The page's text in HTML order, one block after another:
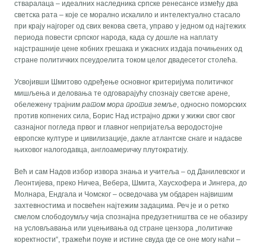
стваралаца – идеалних наследника српске ренесансе између два
светска рата – које се морално искалило и интелектуално стасало
при крају најгорег од свих векова света, управо у једном од најтежих
периода повести српског народа, када су дошле на наплату
најстрашније цене кобних грешака и ужасних издаја почињених од
стране политичких псеудоелита током целог двадесетог столећа.
Усвојивши Шмитово одређење основног критеријума политичког
мишљења и деловања те одговарајућу спознају светске арене,
обележену трајнимратом мора против земље, односно поморских
против копнених сила, Борис Над истрајно држи у жижи свог свог
сазнајног погледа првог и главног непријатеља веродостојне
европске културе и цивилизације, дакле атлантске снаге и надасве
њиховог налогодавца, англоамеричку плутократију.
Већ и сам Надов избор извора знања и учитеља – од Данилевског и
Леонтијева, преко Ничеа, Вебера, Шмита, Хаусхофера и Јингера, до
Молнара, Ендгала и Чомског – осведочава ум обдарен највишим
захтевностима и посвећен најтежим задацима. Реч је и о ретко
смелом слободоумљу чија спознајна предузетништва се не обазиру
на условљавања или уцењивања од стране цензора „политичке
коректности“, тражећи поуке и истине свуда где се оне могу наћи –